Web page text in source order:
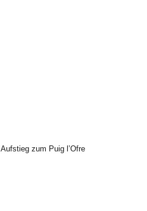
zum Puig l’Ofre